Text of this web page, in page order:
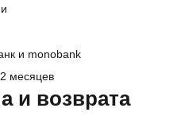
и monobank
месяцев
и возврата